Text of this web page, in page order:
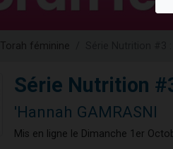
Nouvelle
61
Il reste
Eva vient de
Torah féminine
Série Nutrition
'Hannah GAMRASNI
Mis en ligne le Dimanche 1er